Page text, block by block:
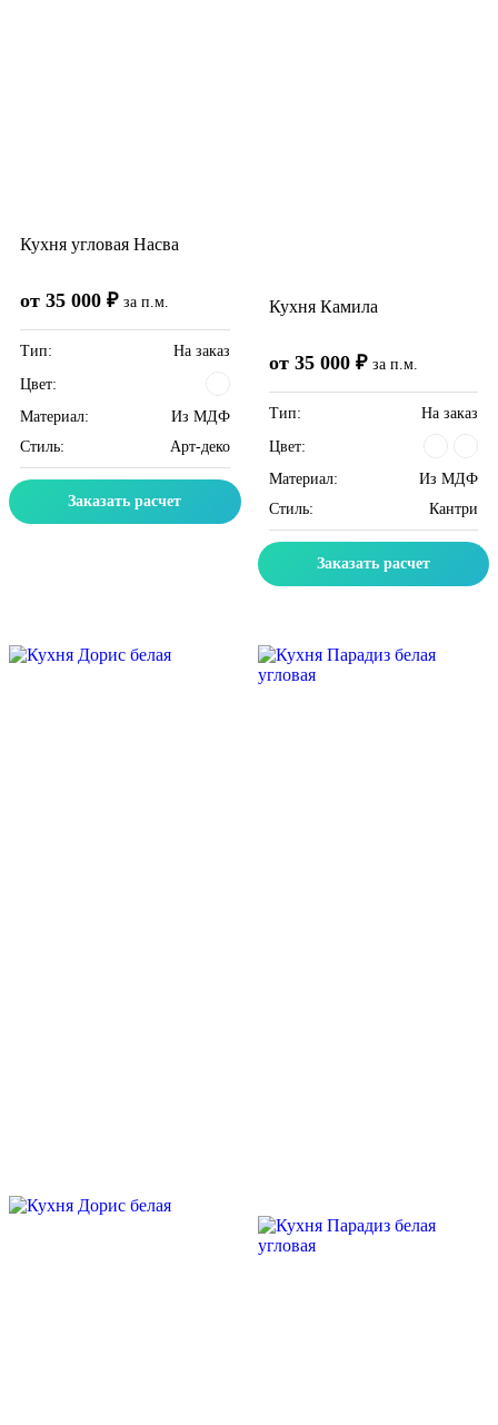
Кухня угловая Насва
от 35 000 ₽ за п.м.
Тип:
На заказ
Цвет:
Материал:
Из МДФ
Стиль:
Арт-деко
Заказать расчет
Кухня Камила
от 35 000 ₽ за п.м.
Тип:
На заказ
Цвет:
Материал:
Из МДФ
Стиль:
Кантри
Заказать расчет